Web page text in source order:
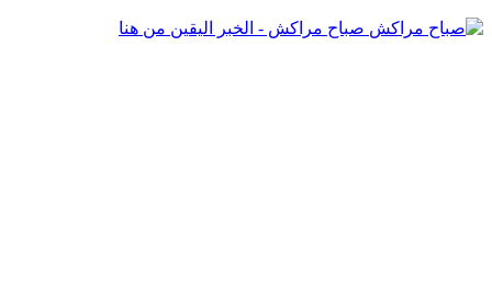
صباح مراكش - الخبر اليقين من هنا